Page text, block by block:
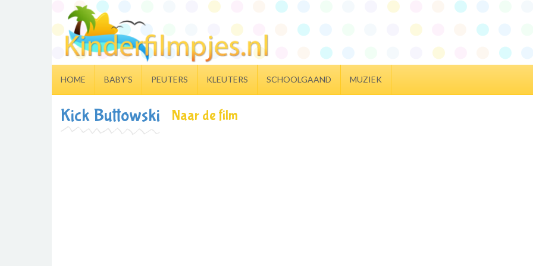
HOME BABY'S PEUTERS KLEUTERS SCHOOLGAAND MUZIEK
Kick Buttowski Naar de film